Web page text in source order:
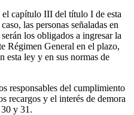
el capítulo III del título I de esta
las personas señaladas en
los obligados a ingresar la
Régimen General en el plazo,
esta ley y en sus normas de
responsables del cumplimiento
recargos y el interés de demora
y 31.